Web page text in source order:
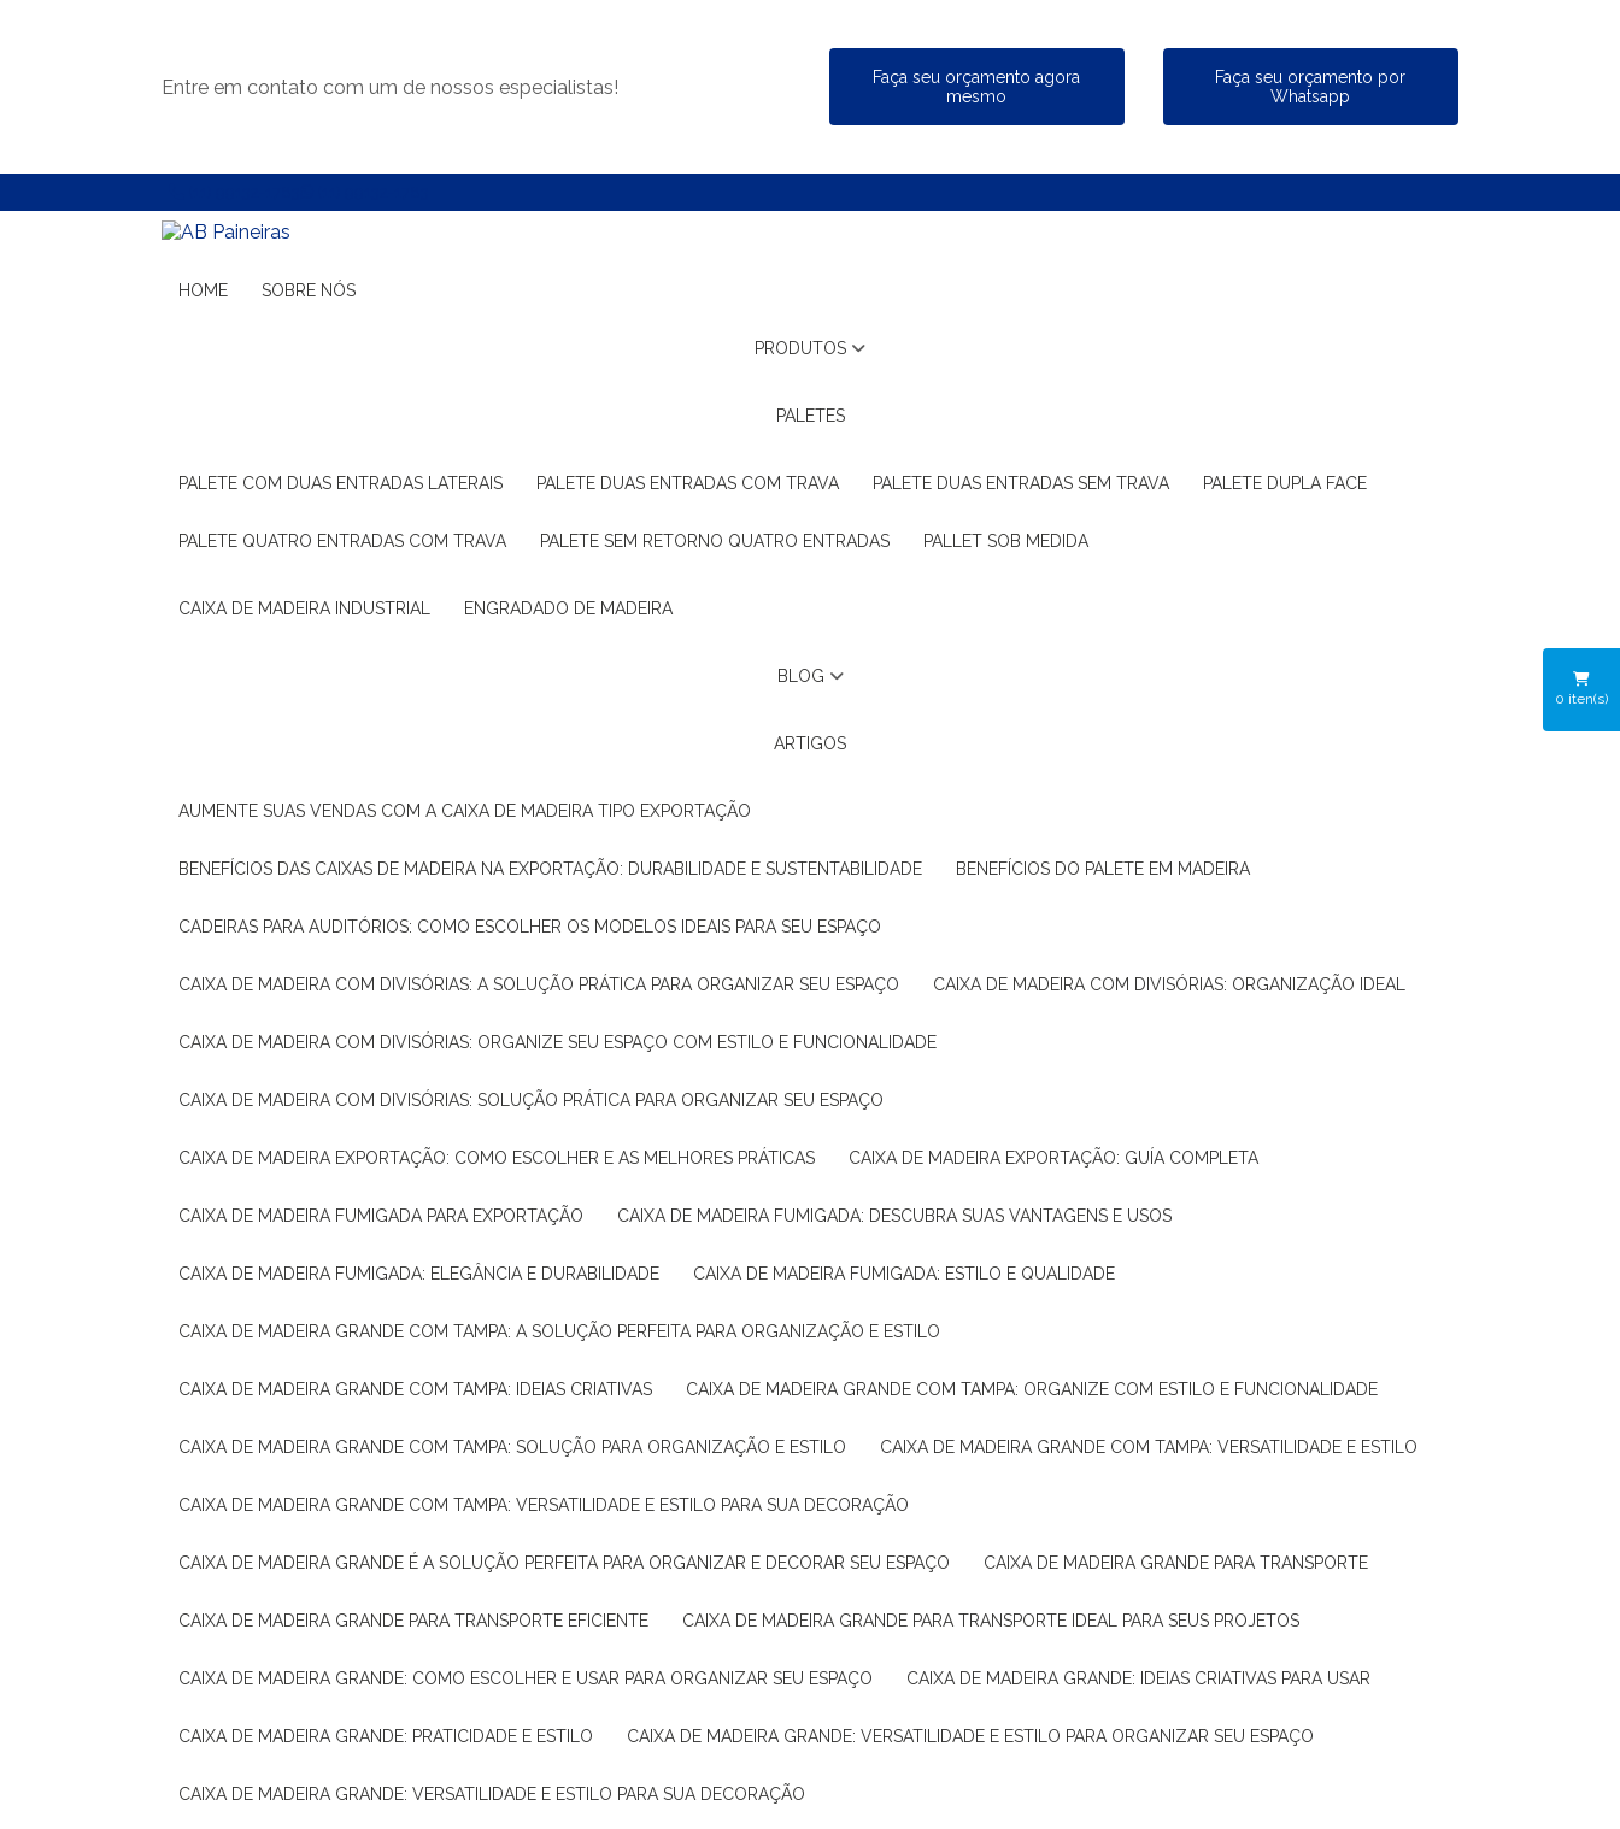
Entre em contato com um de nossos especialistas!
Faça seu orçamento agora
mesmo
Faça seu orçamento por
Whatsapp
HOME SOBRE NÓS
PRODUTOS
PALETES
PALETE COM DUAS ENTRADAS LATERAIS PALETE DUAS ENTRADAS COM TRAVA PALETE DUAS ENTRADAS SEM TRAVA PALETE DUPLA FACE
PALETE QUATRO ENTRADAS COM TRAVA PALETE SEM RETORNO QUATRO ENTRADAS PALLET SOB MEDIDA
CAIXA DE MADEIRA INDUSTRIAL ENGRADADO DE MADEIRA
BLOG
ARTIGOS
AUMENTE SUAS VENDAS COM A CAIXA DE MADEIRA TIPO EXPORTAÇÃO
BENEFÍCIOS DAS CAIXAS DE MADEIRA NA EXPORTAÇÃO: DURABILIDADE E SUSTENTABILIDADE BENEFÍCIOS DO PALETE EM MADEIRA
CADEIRAS PARA AUDITÓRIOS: COMO ESCOLHER OS MODELOS IDEAIS PARA SEU ESPAÇO
CAIXA DE MADEIRA COM DIVISÓRIAS: A SOLUÇÃO PRÁTICA PARA ORGANIZAR SEU ESPAÇO CAIXA DE MADEIRA COM DIVISÓRIAS: ORGANIZAÇÃO IDEAL
CAIXA DE MADEIRA COM DIVISÓRIAS: ORGANIZE SEU ESPAÇO COM ESTILO E FUNCIONALIDADE
CAIXA DE MADEIRA COM DIVISÓRIAS: SOLUÇÃO PRÁTICA PARA ORGANIZAR SEU ESPAÇO
CAIXA DE MADEIRA EXPORTAÇÃO: COMO ESCOLHER E AS MELHORES PRÁTICAS CAIXA DE MADEIRA EXPORTAÇÃO: GUÍA COMPLETA
CAIXA DE MADEIRA FUMIGADA PARA EXPORTAÇÃO CAIXA DE MADEIRA FUMIGADA: DESCUBRA SUAS VANTAGENS E USOS
CAIXA DE MADEIRA FUMIGADA: ELEGÂNCIA E DURABILIDADE CAIXA DE MADEIRA FUMIGADA: ESTILO E QUALIDADE
CAIXA DE MADEIRA GRANDE COM TAMPA: A SOLUÇÃO PERFEITA PARA ORGANIZAÇÃO E ESTILO
CAIXA DE MADEIRA GRANDE COM TAMPA: IDEIAS CRIATIVAS CAIXA DE MADEIRA GRANDE COM TAMPA: ORGANIZE COM ESTILO E FUNCIONALIDADE
CAIXA DE MADEIRA GRANDE COM TAMPA: SOLUÇÃO PARA ORGANIZAÇÃO E ESTILO CAIXA DE MADEIRA GRANDE COM TAMPA: VERSATILIDADE E ESTILO
CAIXA DE MADEIRA GRANDE COM TAMPA: VERSATILIDADE E ESTILO PARA SUA DECORAÇÃO
CAIXA DE MADEIRA GRANDE É A SOLUÇÃO PERFEITA PARA ORGANIZAR E DECORAR SEU ESPAÇO CAIXA DE MADEIRA GRANDE PARA TRANSPORTE
CAIXA DE MADEIRA GRANDE PARA TRANSPORTE EFICIENTE CAIXA DE MADEIRA GRANDE PARA TRANSPORTE IDEAL PARA SEUS PROJETOS
CAIXA DE MADEIRA GRANDE: COMO ESCOLHER E USAR PARA ORGANIZAR SEU ESPAÇO CAIXA DE MADEIRA GRANDE: IDEIAS CRIATIVAS PARA USAR
CAIXA DE MADEIRA GRANDE: PRATICIDADE E ESTILO CAIXA DE MADEIRA GRANDE: VERSATILIDADE E ESTILO PARA ORGANIZAR SEU ESPAÇO
CAIXA DE MADEIRA GRANDE: VERSATILIDADE E ESTILO PARA SUA DECORAÇÃO
0 iten(s)